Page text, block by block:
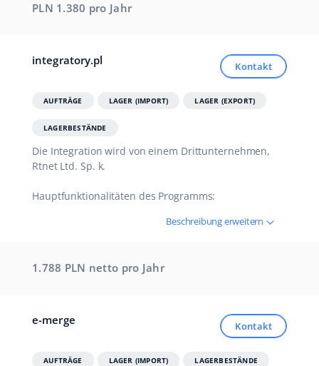
PLN 1.380 pro Jahr
integratory.pl Kontakt
AUFTRÄGE LAGER (IMPORT) LAGER (EXPORT)
LAGERBESTÄNDE
Die Integration wird von einem Drittunternehmen,
Rtnet Ltd. Sp. k.
Hauptfunktionalitäten des Programms:
Beschreibung erweitern
1.788 PLN netto pro Jahr
e-merge Kontakt
AUFTRÄGE LAGER (IMPORT) LAGERBESTÄNDE